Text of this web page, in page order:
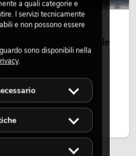
mobili resistenti alle
motorizzati per
in festival, feste
architetturali e
a quali categorie e
I servizi tecnicamente
e non possono essere
sono disponibili nella
.